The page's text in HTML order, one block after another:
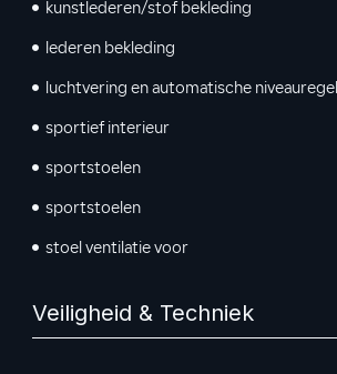
kunstlederen/stof bekleding
lederen bekleding
luchtvering en automatische
sportief interieur
sportstoelen
sportstoelen
stoel ventilatie voor
Veiligheid & Techniek